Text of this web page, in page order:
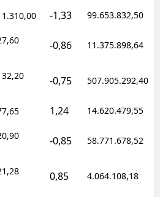
-1,33 99.653.832,50
-0,86 11.375.898,64
-0,75 507.905.292,40
1,24 14.620.479,55
-0,85 58.771.678,52
0,85 4.064.108,18